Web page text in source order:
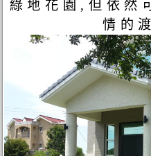
綠地花園,但依然
情的